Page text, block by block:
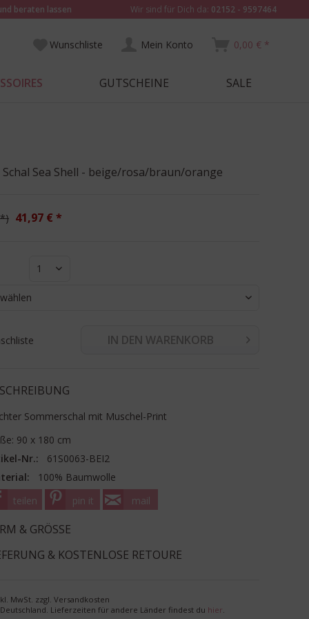
beraten lassen Wir sind für Dich da: 02152 - 9597464
Wunschliste Mein Konto 0,00 € *
GUTSCHEINE SALE
Schal Sea Shell - beige/rosa/braun/orange
41,97 € *
1
IN DEN WARENKORB
Sommerschal mit Muschel-Print
90 x 180 cm
Nr.:
61S0063-BEI2
100% Baumwolle
teilen
pin it mail
& GRÖSSE
& KOSTENLOSE RETOURE
MwSt. zzgl. Versandkosten
Lieferzeiten für andere Länder findest du hier.